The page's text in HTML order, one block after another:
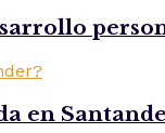
en